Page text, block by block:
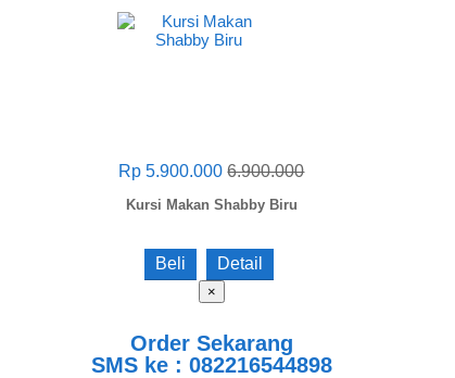
Rp 5.900.0006.900.000
Kursi Makan Shabby Biru
Beli Detail
×
Order Sekarang
SMS ke : 082216544898